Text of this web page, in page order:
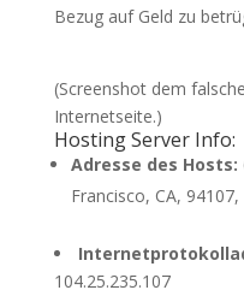
Bezug auf Geld zu
(Screenshot dem
Internetseite.)
Hosting Server Info:
Adresse des Hosts:
Francisco, CA, 94107,
104.25.235.107